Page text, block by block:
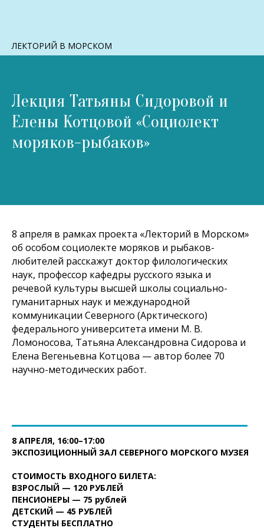
ЛЕКТОРИЙ В МОРСКОМ
Лекция Татьяны Сидоровой и
Елены Котцовой «Социолект
моряков-рыбаков»
8 апреля в рамках проекта «Лекторий в Морском»
об особом социолекте моряков и рыбаков-
любителей расскажут доктор филологических
наук, профессор кафедры русского языка и
речевой культуры высшей школы социально-
гуманитарных наук и международной
коммуникации Северного (Арктического)
федерального университета имени М. В.
Ломоносова, Татьяна Александровна Сидорова и
Елена Вегеньевна Котцова — автор более 70
научно-методических работ.
8 АПРЕЛЯ, 16:00–17:00
ЭКСПОЗИЦИОННЫЙ ЗАЛ СЕВЕРНОГО МОРСКОГО МУЗЕЯ
СТОИМОСТЬ ВХОДНОГО БИЛЕТА:
ВЗРОСЛЫЙ — 120 РУБЛЕЙ
ПЕНСИОНЕРЫ — 75 рублей
ДЕТСКИЙ — 45 РУБЛЕЙ
СТУДЕНТЫ БЕСПЛАТНО